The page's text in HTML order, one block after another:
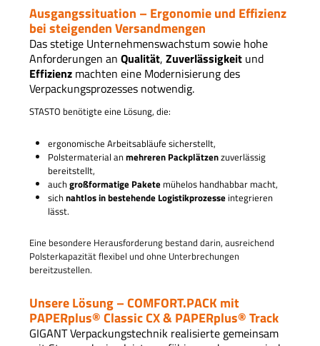
Ausgangssituation – Ergonomie und Effizienz
bei steigenden Versandmengen
Das stetige Unternehmenswachstum sowie hohe
Anforderungen an Qualität, Zuverlässigkeit und
Effizienz machten eine Modernisierung des
Verpackungsprozesses notwendig.
STASTO benötigte eine Lösung, die:
ergonomische Arbeitsabläufe sicherstellt,
Polstermaterial anmehreren Packplätzenzuverlässig
bereitstellt,
auchgroßformatige Paketemühelos handhabbar macht,
sichnahtlos in bestehende Logistikprozesseintegrieren
lässt.
Eine besondere Herausforderung bestand darin, ausreichend
Polsterkapazität flexibel und ohne Unterbrechungen
bereitzustellen.
Unsere Lösung – COMFORT.PACK mit
PAPERplus® Classic CX & PAPERplus® Track
GIGANT Verpackungstechnik realisierte gemeinsam